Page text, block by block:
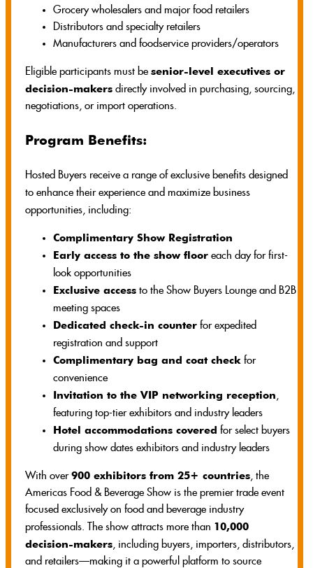
Grocery wholesalers and major food retailers
Distributors and specialty retailers
Manufacturers and foodservice providers/operators
Eligible participants must be senior-level executives or
decision-makers directly involved in purchasing, sourcing,
negotiations, or import operations.
Program Benefits:
Hosted Buyers receive a range of exclusive benefits designed
to enhance their experience and maximize business
opportunities, including:
Complimentary Show Registration
Early access to the show floor each day for first-
look opportunities
Exclusive access to the Show Buyers Lounge and B2B
meeting spaces
Dedicated check-in counter for expedited
registration and support
Complimentary bag and coat check for
convenience
Invitation to the VIP networking reception,
featuring top-tier exhibitors and industry leaders
Hotel accommodations covered for select buyers
during show dates exhibitors and industry leaders
With over900 exhibitors from 25+ countries, the
Americas Food & Beverage Show is the premier trade event
focused exclusively on food and beverage industry
professionals. The show attracts more than 10,000
decision-makers, including buyers, importers, distributors,
and retailers—making it a powerful platform to source